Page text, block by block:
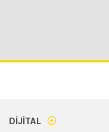
DIJITAL